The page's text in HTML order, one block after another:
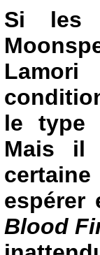
Si les
le type
Mais il
espérer
Blood